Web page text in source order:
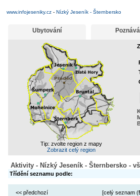
www.infojeseniky.cz - Nízký Jeseník - Šternbersko
Ubytování
Tip: zvolte region z mapy
Zobrazit celý region
Aktivity - Nízký Jeseník - Šternbersko -
Třídění seznamu podle:
<< předchozí [celý seznam (